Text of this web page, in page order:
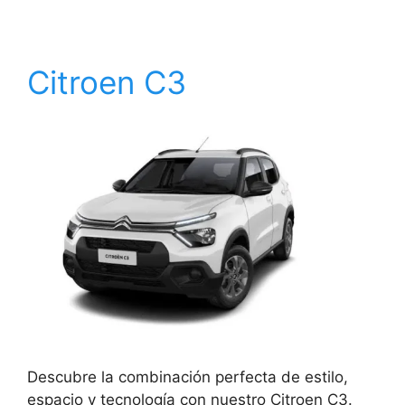
Citroen C3
Descubre la combinación perfecta de estilo,
espacio y tecnología con nuestro Citroen C3.